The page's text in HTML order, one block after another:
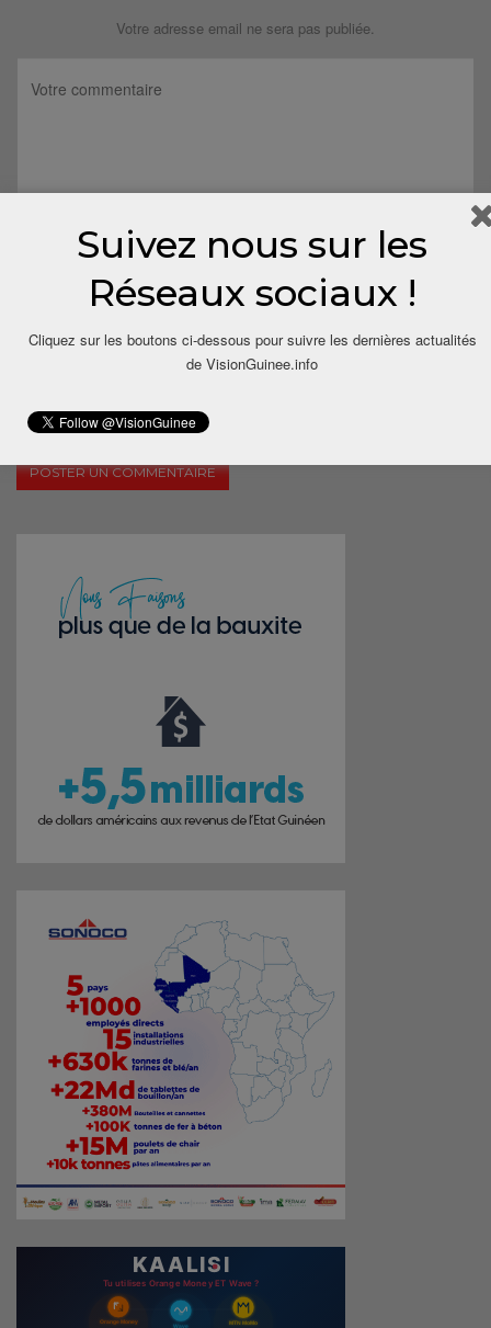
Votre adresse email ne sera pas publiée.
time I comment.
Suivez nous sur les
Réseaux sociaux !
Cliquez sur les boutons ci-dessous pour suivre les dernières actualités
de VisionGuinee.info